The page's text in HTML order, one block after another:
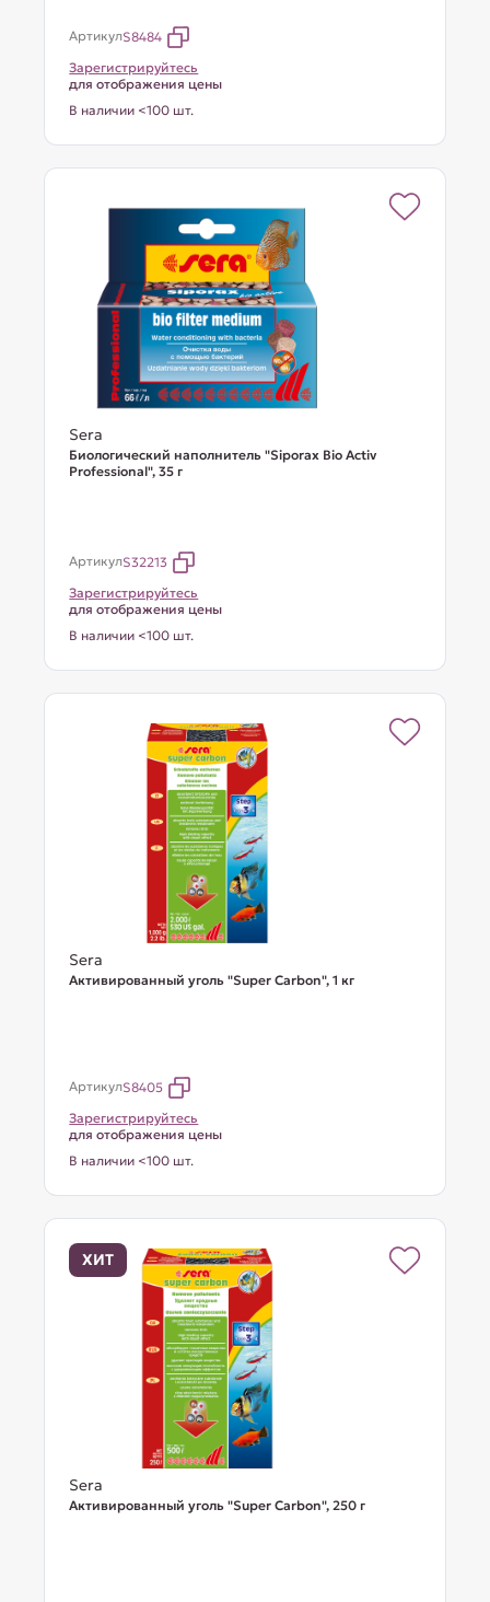
АртикулS8484
Зарегистрируйтесь
для отображения цены
В наличии <100 шт.
Sera
Биологический наполнитель "Siporax Bio Activ
Professional", 35 г
АртикулS32213
Зарегистрируйтесь
для отображения цены
В наличии <100 шт.
Sera
Активированный уголь "Super Carbon", 1 кг
АртикулS8405
Зарегистрируйтесь
для отображения цены
В наличии <100 шт.
ХИТ
Sera
Активированный уголь "Super Carbon", 250 г